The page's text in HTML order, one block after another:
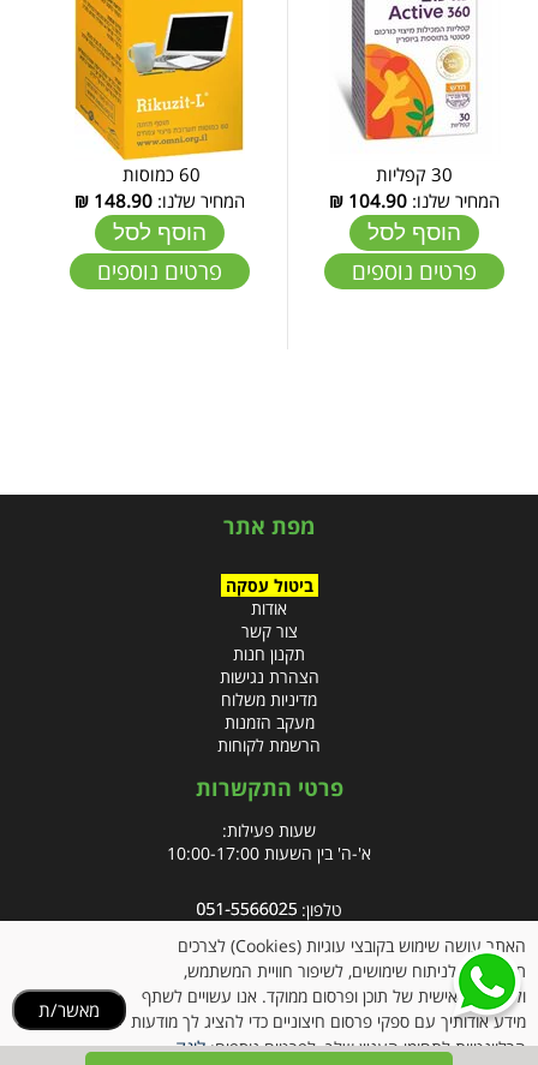
30 קפליות
המחיר שלנו: 104.90
₪
הוסף לסל
פרטים נוספים
60 כמוסות
המחיר שלנו:148.90
₪
הוסף לסל
פרטים נוספים
מפת אתר
ביטול עסקה
אודות
צור קשר
תקנון חנות
הצהרת נגישות
מדיניות משלוח
מעקב הזמנות
הרשמת לקוחות
פרטי התקשרות
שעות פעילות:
א'-ה' בין השעות 10:00-17:00
טלפון:
אימייל:info@clubpharm.co.il
כתובת : קניון M הדרך, צומת ינאי, מושב בית חירות 40291
האתר עושה שימוש בקובצי עוגיות (Cookies) לצרכים
תפעוליים, לניתוח שימושים, לשיפור חוויית המשתמש,
ולהתאמה אישית של תוכן ופרסום ממוקד. אנו עשויים לשתף
מידע אודותיך עם ספקי פרסום חיצוניים כדי להציג לך מודעות
הרלוונטיות לתחומי העניין שלך. לפרטים נוספים:לינק
מאשר/ת